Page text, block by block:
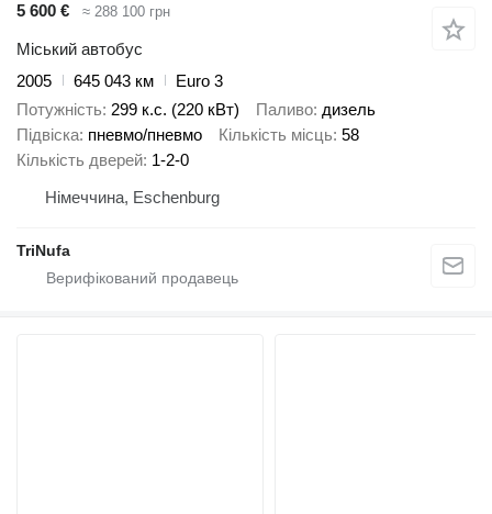
5 600 €
≈ 288 100 грн
Міський автобус
2005
645 043 км
Euro 3
Потужність 299 к.с. (220 кВт) Паливо дизель
Підвіска пневмо/пневмо Кількість місць 58
Кількість дверей 1-2-0
Німеччина, Eschenburg
TriNufa